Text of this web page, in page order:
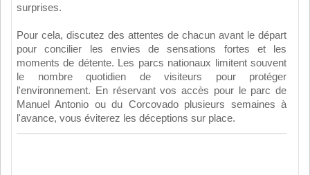
surprises.
Pour cela, discutez des attentes de chacun avant le départ
pour concilier les envies de sensations fortes et les
moments de détente. Les parcs nationaux limitent souvent
le nombre quotidien de visiteurs pour protéger
l'environnement. En réservant vos accès pour le parc de
Manuel Antonio ou du Corcovado plusieurs semaines à
l'avance, vous éviterez les déceptions sur place.